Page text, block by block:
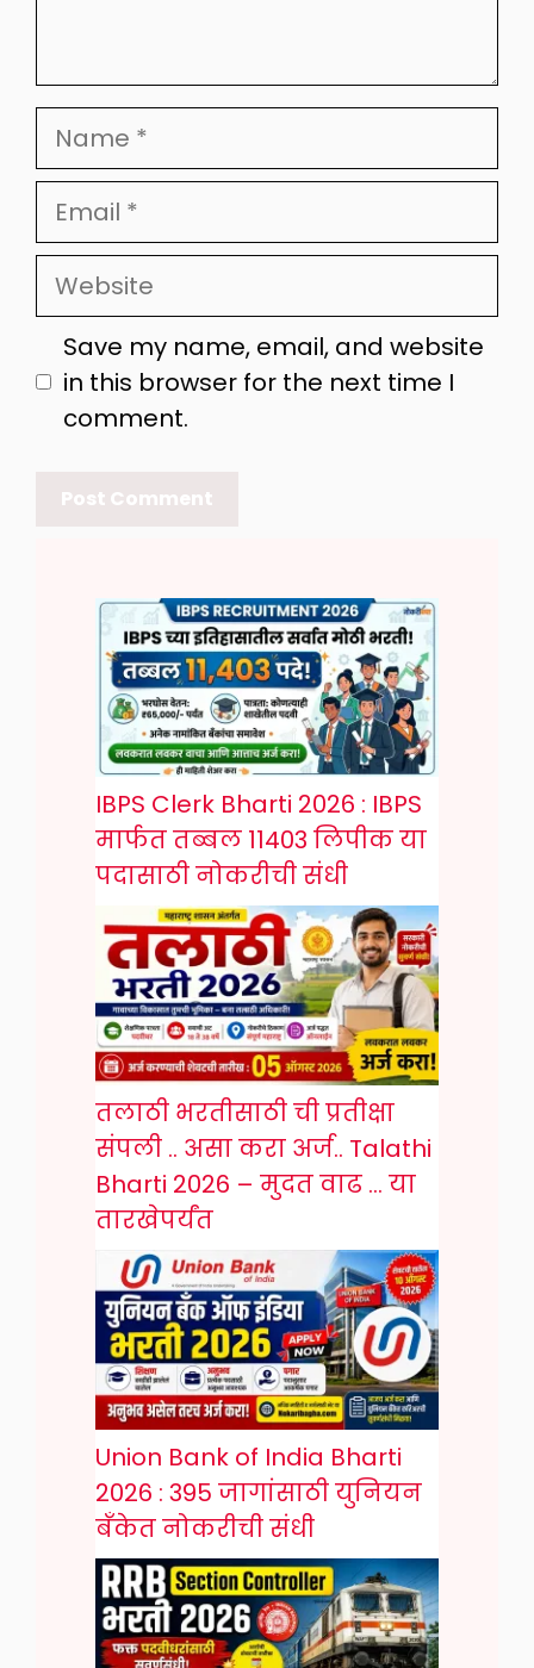
Name
Email
Website
Save my name, email, and website
in this browser for the next time I
comment.
IBPS Clerk Bharti 2026 : IBPS
मार्फत तब्बल 11403 लिपीक या
पदासाठी नोकरीची संधी
तलाठी भरतीसाठी ची प्रतीक्षा
संपली .. असा करा अर्ज.. Talathi
Bharti 2026 – मुदत वाढ … या
तारखेपर्यंत
Union Bank of India Bharti
2026 : 395 जागांसाठी युनियन
बँकेत नोकरीची संधी